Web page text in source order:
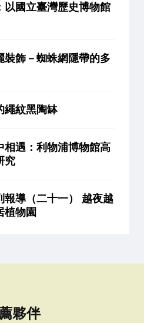
以國立臺灣歷史博物館
裝飾－蜘蛛網隱帶的多
繩紋黑陶缽
相遇：利物浦博物館高
究
報導（二十一） 越夜越
植物園
夥伴